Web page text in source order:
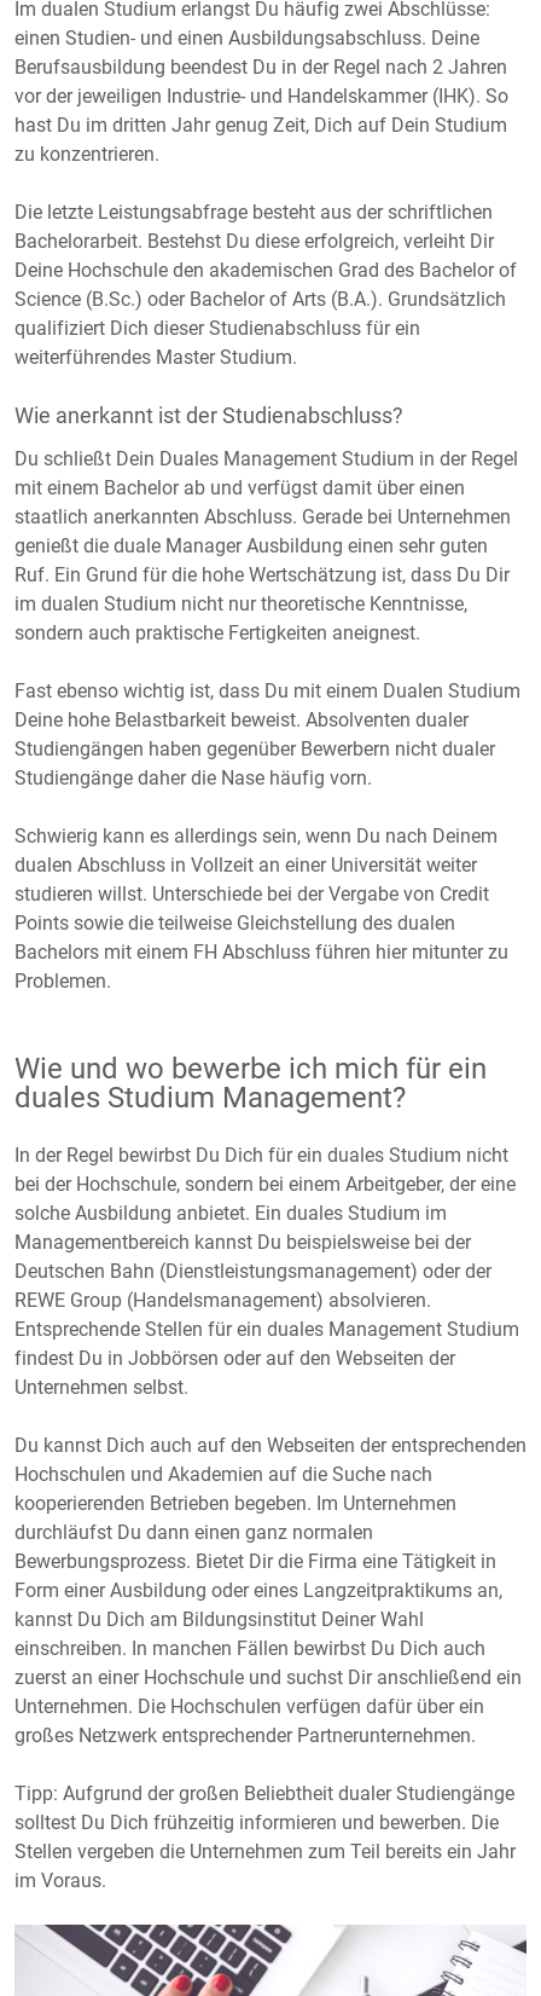
Im dualen Studium erlangst Du häufig zwei Abschlüsse:
einen Studien- und einen Ausbildungsabschluss. Deine
Berufsausbildung beendest Du in der Regel nach 2 Jahren
vor der jeweiligen Industrie- und Handelskammer (IHK). So
hast Du im dritten Jahr genug Zeit, Dich auf Dein Studium
zu konzentrieren.
Die letzte Leistungsabfrage besteht aus der schriftlichen
Bachelorarbeit. Bestehst Du diese erfolgreich, verleiht Dir
Deine Hochschule den akademischen Grad des Bachelor of
Science (B.Sc.) oder Bachelor of Arts (B.A.). Grundsätzlich
qualifiziert Dich dieser Studienabschluss für ein
weiterführendes Master Studium.
Wie anerkannt ist der Studienabschluss?
Du schließt Dein Duales Management Studium in der Regel
mit einem Bachelor ab und verfügst damit über einen
staatlich anerkannten Abschluss. Gerade bei Unternehmen
genießt die duale Manager Ausbildung einen sehr guten
Ruf. Ein Grund für die hohe Wertschätzung ist, dass Du Dir
im dualen Studium nicht nur theoretische Kenntnisse,
sondern auch praktische Fertigkeiten aneignest.
Fast ebenso wichtig ist, dass Du mit einem Dualen Studium
Deine hohe Belastbarkeit beweist. Absolventen dualer
Studiengängen haben gegenüber Bewerbern nicht dualer
Studiengänge daher die Nase häufig vorn.
Schwierig kann es allerdings sein, wenn Du nach Deinem
dualen Abschluss in Vollzeit an einer Universität weiter
studieren willst. Unterschiede bei der Vergabe von Credit
Points sowie die teilweise Gleichstellung des dualen
Bachelors mit einem FH Abschluss führen hier mitunter zu
Problemen.
Wie und wo bewerbe ich mich für ein
duales Studium Management?
In der Regel bewirbst Du Dich für ein duales Studium nicht
bei der Hochschule, sondern bei einem Arbeitgeber, der eine
solche Ausbildung anbietet. Ein duales Studium im
Managementbereich kannst Du beispielsweise bei der
Deutschen Bahn (Dienstleistungsmanagement) oder der
REWE Group (Handelsmanagement) absolvieren.
Entsprechende Stellen für ein duales Management Studium
findest Du in Jobbörsen oder auf den Webseiten der
Unternehmen selbst.
Du kannst Dich auch auf den Webseiten der entsprechenden
Hochschulen und Akademien auf die Suche nach
kooperierenden Betrieben begeben. Im Unternehmen
durchläufst Du dann einen ganz normalen
Bewerbungsprozess. Bietet Dir die Firma eine Tätigkeit in
Form einer Ausbildung oder eines Langzeitpraktikums an,
kannst Du Dich am Bildungsinstitut Deiner Wahl
einschreiben. In manchen Fällen bewirbst Du Dich auch
zuerst an einer Hochschule und suchst Dir anschließend ein
Unternehmen. Die Hochschulen verfügen dafür über ein
großes Netzwerk entsprechender Partnerunternehmen.
Tipp: Aufgrund der großen Beliebtheit dualer Studiengänge
solltest Du Dich frühzeitig informieren und bewerben. Die
Stellen vergeben die Unternehmen zum Teil bereits ein Jahr
im Voraus.